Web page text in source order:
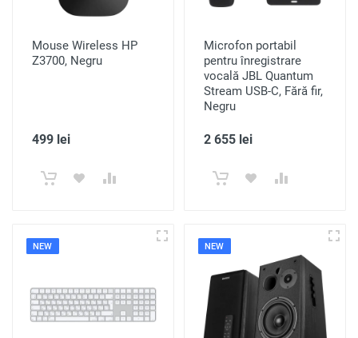
Mouse Wireless HP
Z3700, Negru
499 lei
Microfon portabil
pentru înregistrare
vocală JBL Quantum
Stream USB-C, Fără fir,
Negru
2 655 lei
NEW NEW